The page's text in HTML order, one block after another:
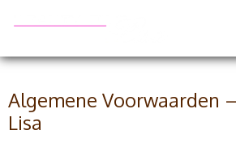
Algemene Voorwaarden
Lisa